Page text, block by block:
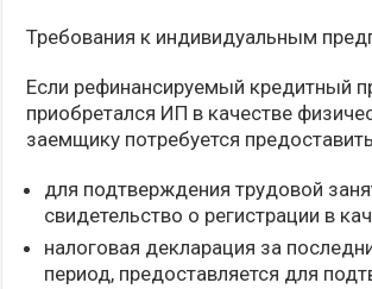
Требования к индивидуальным
Если рефинансируемый кредитный
приобретался ИП в качестве
заемщику потребуется
для подтверждения трудовой
свидетельство о регистрации в
налоговая декларация за
период, предоставляется для